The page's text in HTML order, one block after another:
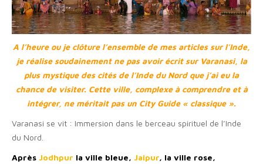
A l’heure ou je clôture l’ensemble de mes articles sur l’Inde,
je réalise soudainement ne pas avoir écrit sur Varanasi, la
plus mystique des cités de l’Inde du Nord que j’ai eu la
chance de visiter. Cette ville, complexe à comprendre et à
intégrer, ne méritait pas un City Guide « classique ».
Varanasi se vit : Immersion dans le berceau spirituel de l’Inde
du Nord.
Après Jodhpur la ville bleue, Jaipur, la ville rose,